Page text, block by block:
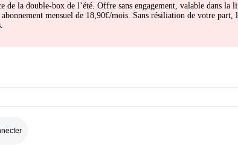
de la double-box de l’été. Offre sans engagement, valable dans
mensuel de 18,90€/mois. Sans résiliation de votre part,